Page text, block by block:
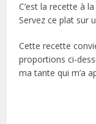
C’est la recette à
Servez ce plat sur
Cette recette
proportions ci-
ma tante qui m’a